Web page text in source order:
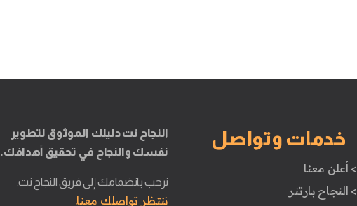
خدمات وتواصل
> أعلن معنا
> النجاح بارتنر
النجاح نت دليلك الموثوق لتطوير
نفسك والنجاح في تحقيق أهدافك.
نرحب بانضمامك إلى فريق النجاح نت.
ننتظر تواصلك معنا.